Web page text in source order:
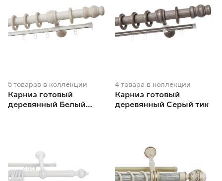
5товаров в коллекции
Карниз готовый
деревянный Белый
4 товара в коллекции
Карниз готовый
деревянный Серый тик